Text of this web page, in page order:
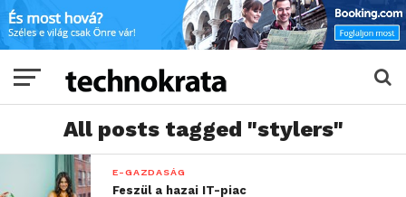
All posts tagged "stylers"
E-GAZDASÁG
Feszül a hazai IT-piac